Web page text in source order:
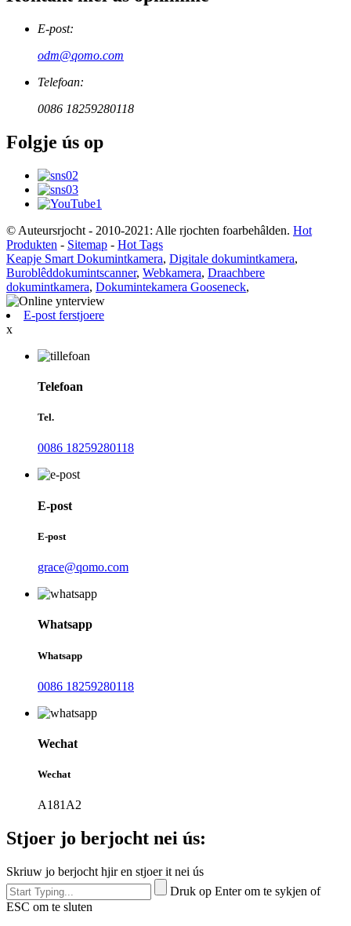
E-post:
odm@qomo.com
Telefoan:
0086 18259280118
Folgje ús op
© Auteursrjocht - 2010-2021: Alle rjochten foarbehâlden. Hot
Produkten - Sitemap - Hot Tags
Keapje Smart Dokumintkamera, Digitale dokumintkamera,
Buroblêddokumintscanner, Webkamera, Draachbere
dokumintkamera, Dokumintekamera Gooseneck,
E-post ferstjoere
x
Telefoan
Tel.
0086 18259280118
E-post
E-post
grace@qomo.com
Whatsapp
Whatsapp
0086 18259280118
Wechat
Wechat
A181A2
Stjoer jo berjocht nei ús:
Skriuw jo berjocht hjir en stjoer it nei ús
Druk op Enter om te sykjen of
ESC om te sluten